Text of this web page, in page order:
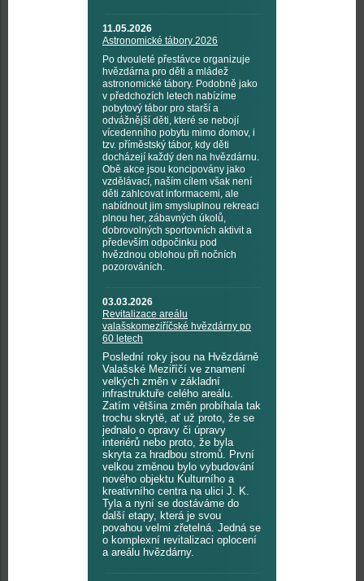
11.05.2026
Astronomické tábory 2026
Po dvouleté přestávce organizuje
hvězdárna pro děti a mládež
astronomické tábory. Podobně jako
v předchozích letech nabízíme
pobytový tábor pro starší a
odvážnější děti, které se nebojí
vícedenního pobytu mimo domov, i
tzv. příměstský tábor, kdy děti
docházejí každý den na hvězdárnu.
Obě akce jsou koncipovány jako
vzdělávací, naším cílem však není
děti zahlcovat informacemi, ale
nabídnout jim smysluplnou rekreaci
plnou her, zábavných úkolů,
dobrovolných sportovních aktivit a
především odpočinku pod
hvězdnou oblohou při nočních
pozorováních.
03.03.2026
Revitalizace areálu
valašskomeziříčské hvězdárny po
60 letech
Poslední roky jsou na Hvězdárně
Valašské Meziříčí ve znamení
velkých změn v základní
infrastruktuře celého areálu.
Zatím většina změn probíhala tak
trochu skrytě, ať už proto, že se
jednalo o opravy či úpravy
interiérů nebo proto, že byla
skryta za hradbou stromů. První
velkou změnou bylo vybudování
nového objektu Kulturního a
kreativního centra na ulici J. K.
Tyla a nyní se dostáváme do
další etapy, která je svou
povahou velmi zřetelná. Jedná se
o komplexní revitalizaci oplocení
a areálu hvězdárny.